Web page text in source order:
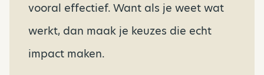
vooral effectief. Want als je weet wat
werkt, dan maak je keuzes die echt
impact maken.